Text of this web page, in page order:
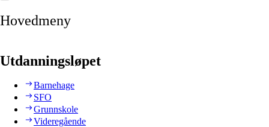
Hovedmeny
Utdanningsløpet
Barnehage
SFO
Grunnskole
Videregående